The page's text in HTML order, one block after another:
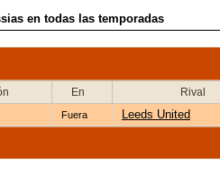
en todas las temporadas
En Rival
Fuera Leeds United